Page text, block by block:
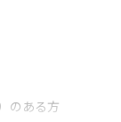
、価値を提供で
り、特に UI・
ように考慮する
ーからいただい
のある方